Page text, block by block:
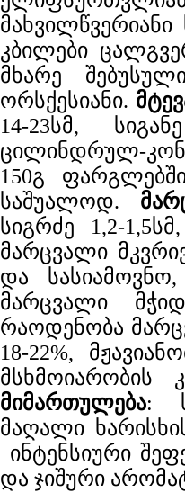
კბილები
მხარე
ორსქესიანი.
14-23სმ,
ცილინდრულ-
150გ
საშუალოდ.
სიგრძე 1,2-
მარცვალი
და
მარცვალი
რაოდენობა
18-22%,
მიმართულება:
მაღალი
ინტენსიური
და ჯიშური